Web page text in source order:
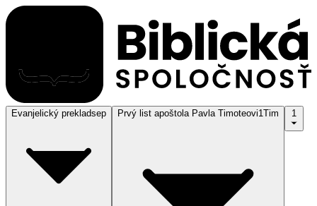
Evanjelický prekladsep Prvý list apoštola Pavla Timoteovi1Tim